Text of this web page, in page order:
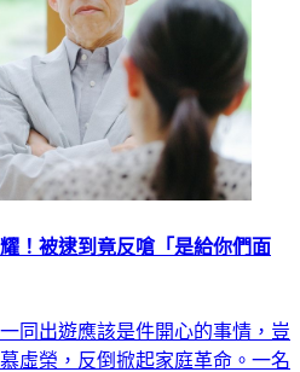
！被逮到竟反嗆「是給你們面
同出遊應該是件開心的事情，豈
虛榮，反倒掀起家庭革命。一名